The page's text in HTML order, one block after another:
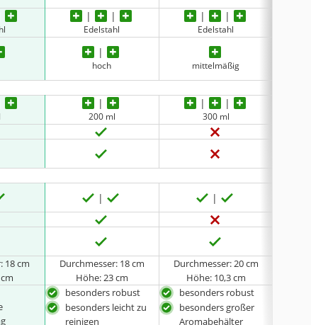
Edelstahl Edelstahl
hoch mittelmäßig
200 ml 300 ml
18 cm
Durchmesser: 18 cm
Höhe: 23 cm
Durchmesser: 20 cm
Höhe: 10,3 cm
besonders robust
besonders leicht zu
reinigen
besonders robust
besonders großer
Aromabehälter